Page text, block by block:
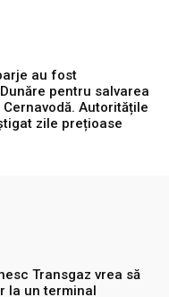
au fost
pentru salvarea
Autoritățile
zile prețioase
Transgaz vrea să
la un terminal